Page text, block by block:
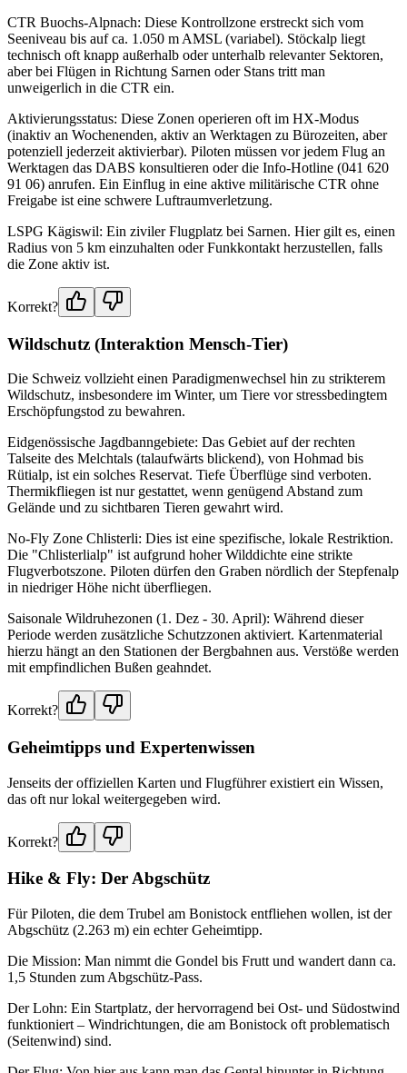
CTR Buochs-Alpnach: Diese Kontrollzone erstreckt sich vom
Seeniveau bis auf ca. 1.050 m AMSL (variabel). Stöckalp liegt
technisch oft knapp außerhalb oder unterhalb relevanter Sektoren,
aber bei Flügen in Richtung Sarnen oder Stans tritt man
unweigerlich in die CTR ein.
Aktivierungsstatus: Diese Zonen operieren oft im HX-Modus
(inaktiv an Wochenenden, aktiv an Werktagen zu Bürozeiten, aber
potenziell jederzeit aktivierbar). Piloten müssen vor jedem Flug an
Werktagen das DABS konsultieren oder die Info-Hotline (041 620
91 06) anrufen. Ein Einflug in eine aktive militärische CTR ohne
Freigabe ist eine schwere Luftraumverletzung.
LSPG Kägiswil: Ein ziviler Flugplatz bei Sarnen. Hier gilt es, einen
Radius von 5 km einzuhalten oder Funkkontakt herzustellen, falls
die Zone aktiv ist.
Korrekt?
Wildschutz (Interaktion Mensch-Tier)
Die Schweiz vollzieht einen Paradigmenwechsel hin zu strikterem
Wildschutz, insbesondere im Winter, um Tiere vor stressbedingtem
Erschöpfungstod zu bewahren.
Eidgenössische Jagdbanngebiete: Das Gebiet auf der rechten
Talseite des Melchtals (talaufwärts blickend), von Hohmad bis
Rütialp, ist ein solches Reservat. Tiefe Überflüge sind verboten.
Thermikfliegen ist nur gestattet, wenn genügend Abstand zum
Gelände und zu sichtbaren Tieren gewahrt wird.
No-Fly Zone Chlisterli: Dies ist eine spezifische, lokale Restriktion.
Die "Chlisterlialp" ist aufgrund hoher Wilddichte eine strikte
Flugverbotszone. Piloten dürfen den Graben nördlich der Stepfenalp
in niedriger Höhe nicht überfliegen.
Saisonale Wildruhezonen (1. Dez - 30. April): Während dieser
Periode werden zusätzliche Schutzzonen aktiviert. Kartenmaterial
hierzu hängt an den Stationen der Bergbahnen aus. Verstöße werden
mit empfindlichen Bußen geahndet.
Korrekt?
Geheimtipps und Expertenwissen
Jenseits der offiziellen Karten und Flugführer existiert ein Wissen,
das oft nur lokal weitergegeben wird.
Korrekt?
Hike & Fly: Der Abgschütz
Für Piloten, die dem Trubel am Bonistock entfliehen wollen, ist der
Abgschütz (2.263 m) ein echter Geheimtipp.
Die Mission: Man nimmt die Gondel bis Frutt und wandert dann ca.
1,5 Stunden zum Abgschütz-Pass.
Der Lohn: Ein Startplatz, der hervorragend bei Ost- und Südostwind
funktioniert – Windrichtungen, die am Bonistock oft problematisch
(Seitenwind) sind.